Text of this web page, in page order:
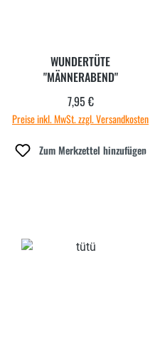
WUNDERTÜTE
"MÄNNERABEND"
Regulärer Preis:
7,95 €
Preise inkl. MwSt. zzgl. Versandkosten
Zum Merkzettel hinzufügen